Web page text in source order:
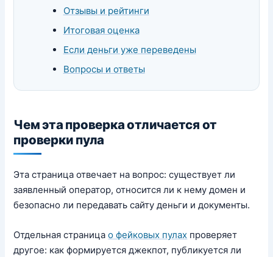
Отзывы и рейтинги
Итоговая оценка
Если деньги уже переведены
Вопросы и ответы
Чем эта проверка отличается от
проверки пула
Эта страница отвечает на вопрос: существует ли
заявленный оператор, относится ли к нему домен и
безопасно ли передавать сайту деньги и документы.
Отдельная страницао фейковых пулах проверяет
другое: как формируется джекпот, публикуется ли